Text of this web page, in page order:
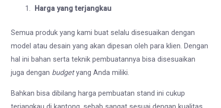
Harga yang terjangkau
Semua produk yang kami buat selalu disesuaikan dengan
model atau desain yang akan dipesan oleh para klien. Dengan
hal ini bahan serta teknik pembuatannya bisa disesuaikan
juga dengan budgetyang Anda miliki.
Bahkan bisa dibilang harga pembuatan stand ini cukup